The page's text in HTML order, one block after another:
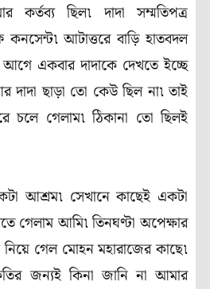
ছিল৷ দাদা সম্মতিপত্র
আটাত্তরে বাড়ি হাতবদল
একবার দাদাকে দেখতে ইচ্ছে
দাদা ছাড়া তো কেউ ছিল না৷ তাই
চলে গেলাম৷ ঠিকানা তো ছিলই
আশ্রম৷ সেখানে কাছেই একটা
গেলাম আমি৷ তিনঘণ্টা অপেক্ষার
গেল মোহন মহারাজের কাছে৷
জন্যই কিনা জানি না আমার